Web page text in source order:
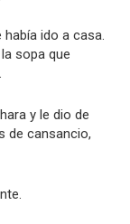
ido a casa.
sopa que
y le dio de
de cansancio,